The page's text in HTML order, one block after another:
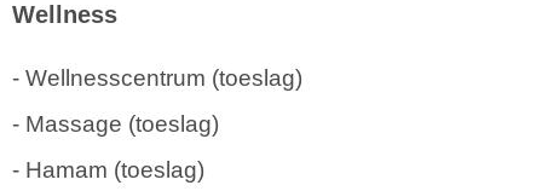
Wellness
- Wellnesscentrum (toeslag)
- Massage (toeslag)
- Hamam (toeslag)